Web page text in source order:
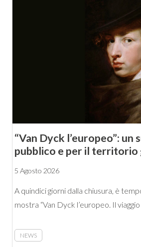
“Van Dyck l’europeo”: un
pubblico e per il territorio
5 Agosto 2026
A quindici giorni dalla chiusura, è
mostra “Van Dyck l’europeo. Il
NEWS